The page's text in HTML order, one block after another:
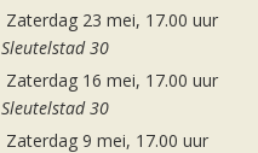
Zaterdag 23 mei, 17.00 uur
Sleutelstad 30
Zaterdag 16 mei, 17.00 uur
Sleutelstad 30
Zaterdag 9 mei, 17.00 uur